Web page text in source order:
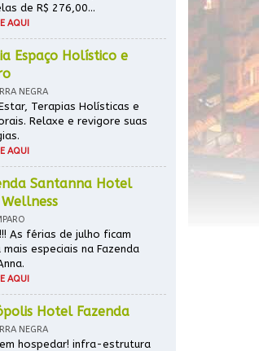
de R$ 276,00...
AQUI
Espaço Holístico e
NEGRA
Terapias Holísticas e
Relaxe e revigore suas
AQUI
Santanna Hotel
As férias de julho ficam
mais especiais na Fazenda
AQUI
Hotel Fazenda
NEGRA
hospedar! infra-estrutura